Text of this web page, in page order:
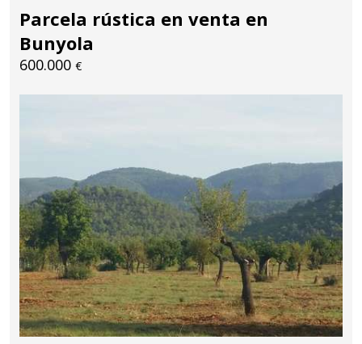
Parcela rústica en venta en
Bunyola
600.000 €